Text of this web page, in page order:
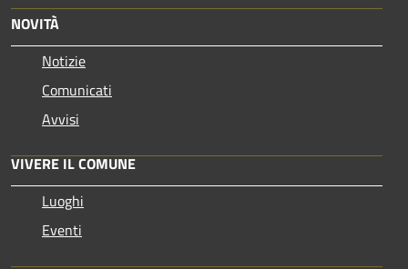
NOVITÀ
Notizie
Comunicati
Avvisi
VIVERE IL COMUNE
Luoghi
Eventi